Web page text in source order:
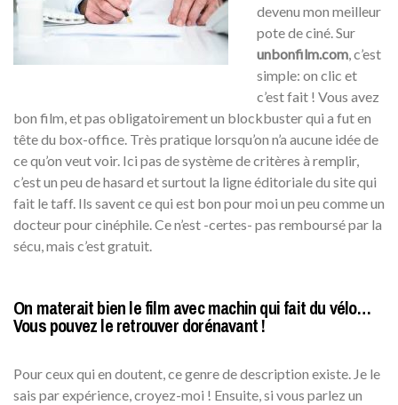
devenu mon meilleur
pote de ciné. Sur
unbonfilm.com, c’est
simple: on clic et
c’est fait ! Vous avez
bon film, et pas obligatoirement un blockbuster qui a fut en
tête du box-office. Très pratique lorsqu’on n’a aucune idée de
ce qu’on veut voir. Ici pas de système de critères à remplir,
c’est un peu de hasard et surtout la ligne éditoriale du site qui
fait le taff. Ils savent ce qui est bon pour moi un peu comme un
docteur pour cinéphile. Ce n’est -certes- pas remboursé par la
sécu, mais c’est gratuit.
On materait bien le film avec machin qui fait du vélo…
Vous pouvez le retrouver dorénavant !
Pour ceux qui en doutent, ce genre de description existe. Je le
sais par expérience, croyez-moi ! Ensuite, si vous parlez un